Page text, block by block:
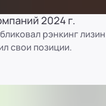
2024 г.
рэнкинг
свои позиции.